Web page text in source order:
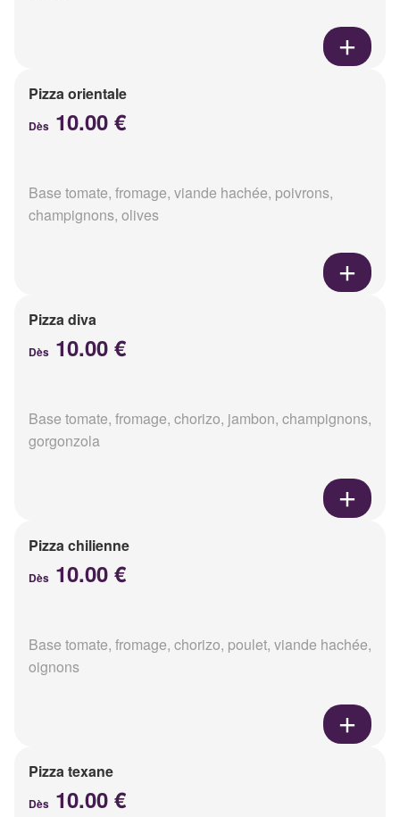
Pizza orientale
Dès 10.00 €
Base tomate, fromage, viande hachée, poivrons,
champignons, olives
Pizza diva
Dès 10.00 €
Base tomate, fromage, chorizo, jambon, champignons,
gorgonzola
Pizza chilienne
Dès 10.00 €
Base tomate, fromage, chorizo, poulet, viande hachée,
oignons
Pizza texane
Dès 10.00 €